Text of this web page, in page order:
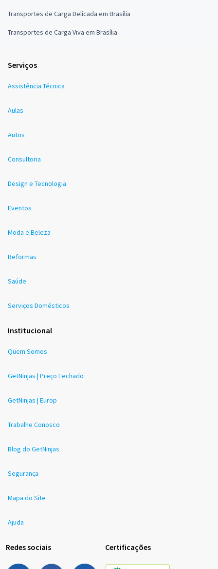
Transportes de Carga Delicada em Brasília
Transportes de Carga Viva em Brasília
Serviços
Assistência Técnica
Aulas
Autos
Consultoria
Design e Tecnologia
Eventos
Moda e Beleza
Reformas
Saúde
Serviços Domésticos
Institucional
Quem Somos
GetNinjas | Preço Fechado
GetNinjas | Europ
Trabalhe Conosco
Blog do GetNinjas
Segurança
Mapa do Site
Ajuda
Redes sociais Certificações